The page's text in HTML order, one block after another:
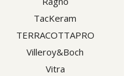
TacKeram
TERRACOTTAPRO
Villeroy&Boch
Vitra